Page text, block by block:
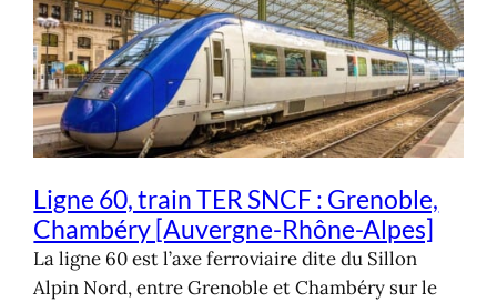
Ligne 60, train TER SNCF : Grenoble,
Chambéry [Auvergne-Rhône-Alpes]
La ligne 60 est l’axe ferroviaire dite du Sillon
Alpin Nord, entre Grenoble et Chambéry sur le